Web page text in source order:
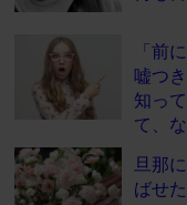
「前
嘘つ
知っ
て、
旦那
ばせ